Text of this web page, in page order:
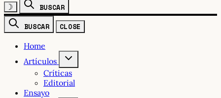
☽
BUSCAR
BUSCAR
CLOSE
Home
Artículos
Críticas
Editorial
Ensayo